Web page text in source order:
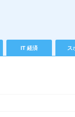
IT 経済 ス